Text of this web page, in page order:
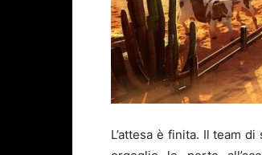
L’attesa è finita. Il team